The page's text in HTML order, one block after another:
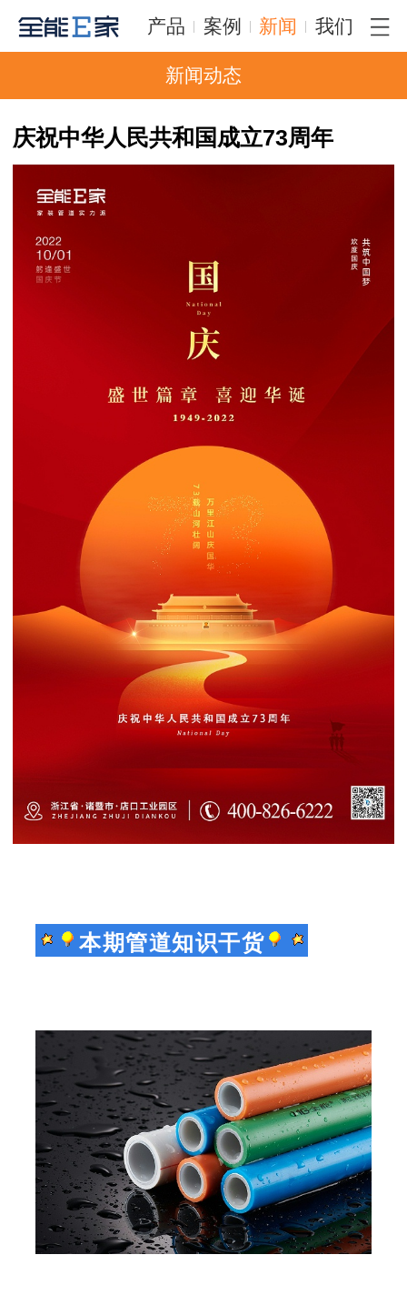
产品 案例 新闻 我们
新闻动态
庆祝中华人民共和国成立73周年
本期管道知识干货